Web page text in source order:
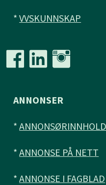
*VVSKUNNSKAP
ANNONSER
*ANNONSØRINNHOLD
*ANNONSE PÅ NETT
*ANNONSE I FAGBLAD